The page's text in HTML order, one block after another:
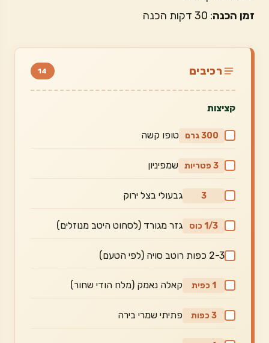
זמן הכנה: 30 דקות הכנה
רכיבים 14
קציצות
300 גרם טופו קשה
3 פטריות שמפיניון
3 גבעולי בצל ירוק
1/3 כוס גזר מגורד (לסחוט היטב מנוזלים)
2-3 כפות רוטב סויה (לפי הטעם)
1 כפית קאלה נאמק (מלח הודי שחור)
3 כפות פתיתי שמרי בירה